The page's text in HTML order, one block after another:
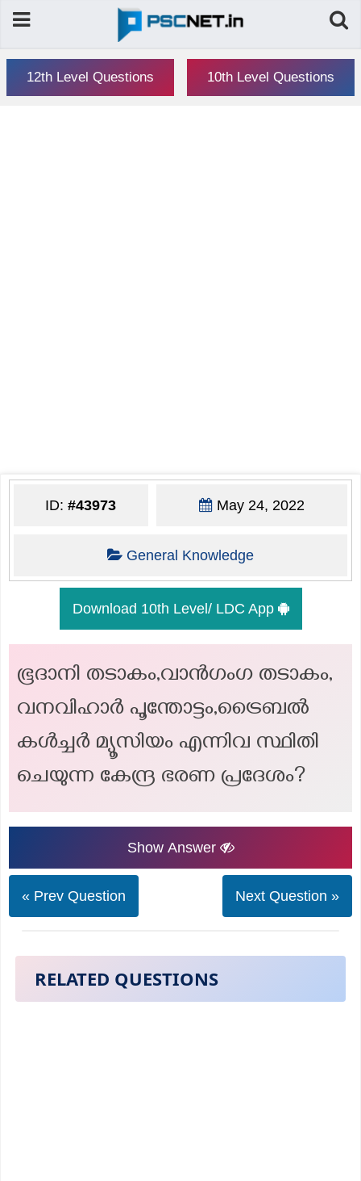
12th Level Questions 10th Level Questions
ID:#43973 May 24, 2022
General Knowledge
Download 10th Level/ LDC App
ഭൂദാനി തടാകം,വാൻഗംഗ തടാകം,
വനവിഹാർ പൂന്തോട്ടം,ട്രൈബൽ
കൾച്ചർ മ്യൂസിയം എന്നിവ സ്ഥിതി
ചെയുന്ന കേന്ദ്ര ഭരണ പ്രദേശം?
Show Answer
« Prev Question Next Question »
RELATED QUESTIONS